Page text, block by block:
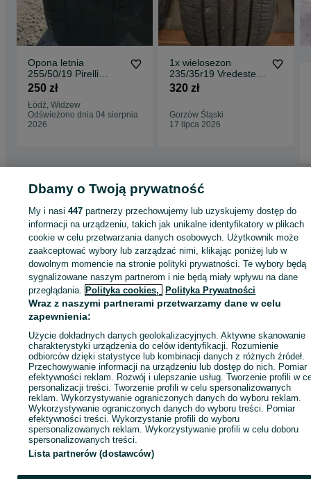
Opona letnia
255/50/19 Pirelli
Scorpion 1szt 6mm
250 zł
Łódź, Widzew
Odświeżono dnia 04 sierpnia
2026
1x wielosezon
235/35r19 Vredestein
Quatrac Pro 235/35-
320 zł
Gorzów Śląski
17 lipca 2026
Strona główna Motoryzacja Opony i Felgi Opony
KATEGORIA
814043503 Wyświetlenia:
Zadzwoń / SMS Wyślij wiadomość
Dbamy o Twoją prywatność
My i nasi447 partnerzy przechowujemy lub uzyskujemy dostęp do
informacji na urządzeniu, takich jak unikalne identyfikatory w plikach
cookie w celu przetwarzania danych osobowych. Użytkownik może
zaakceptować wybory lub zarządzać nimi, klikając poniżej lub w
dowolnym momencie na stronie polityki prywatności. Te wybory będą
sygnalizowane naszym partnerom i nie będą miały wpływu na dane
przeglądania. Polityka cookies, Polityka Prywatności
Wraz z naszymi partnerami przetwarzamy dane w celu
zapewnienia:
Użycie dokładnych danych geolokalizacyjnych. Aktywne skanowanie
charakterystyki urządzenia do celów identyfikacji. Rozumienie
odbiorców dzięki statystyce lub kombinacji danych z różnych źródeł.
Przechowywanie informacji na urządzeniu lub dostęp do nich. Pomiar
efektywności reklam. Rozwój i ulepszanie usług. Tworzenie profili w
personalizacji treści. Tworzenie profili w celu spersonalizowanych
reklam. Wykorzystywanie ograniczonych danych do wyboru reklam.
Wykorzystywanie ograniczonych danych do wyboru treści. Pomiar
efektywności treści. Wykorzystanie profili do wyboru
spersonalizowanych reklam. Wykorzystywanie profili w celu doboru
spersonalizowanych treści.
Lista partnerów (dostawców)